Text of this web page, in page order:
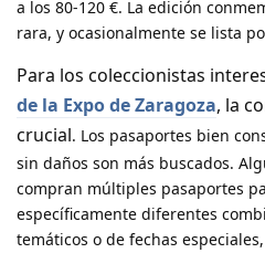
a los 80-120 €. La edición
rara, y ocasionalmente se lista
Para los coleccionistas
de la Expo de Zaragoza, la
crucial. Los pasaportes bien
sin daños son más buscados.
compran múltiples pasaportes
específicamente diferentes
temáticos o de fechas